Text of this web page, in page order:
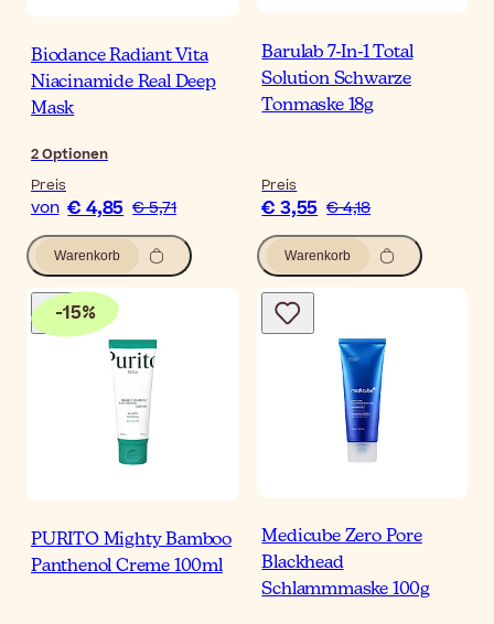
Biodance Radiant Vita
Niacinamide Real Deep
Mask
2Optionen
Preis
von € 4,85 € 5,71
Warenkorb
Barulab 7-In-1 Total
Solution Schwarze
Tonmaske 18g
Preis
€ 3,55 € 4,18
Warenkorb
-15%
PURITO Mighty Bamboo
Panthenol Creme 100ml
Medicube Zero Pore
Blackhead
Schlammmaske 100g